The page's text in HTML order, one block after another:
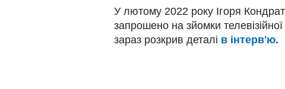
У лютому 2022 року Ігоря
запрошено на зйомки
зараз розкрив деталі в інтерв'ю.